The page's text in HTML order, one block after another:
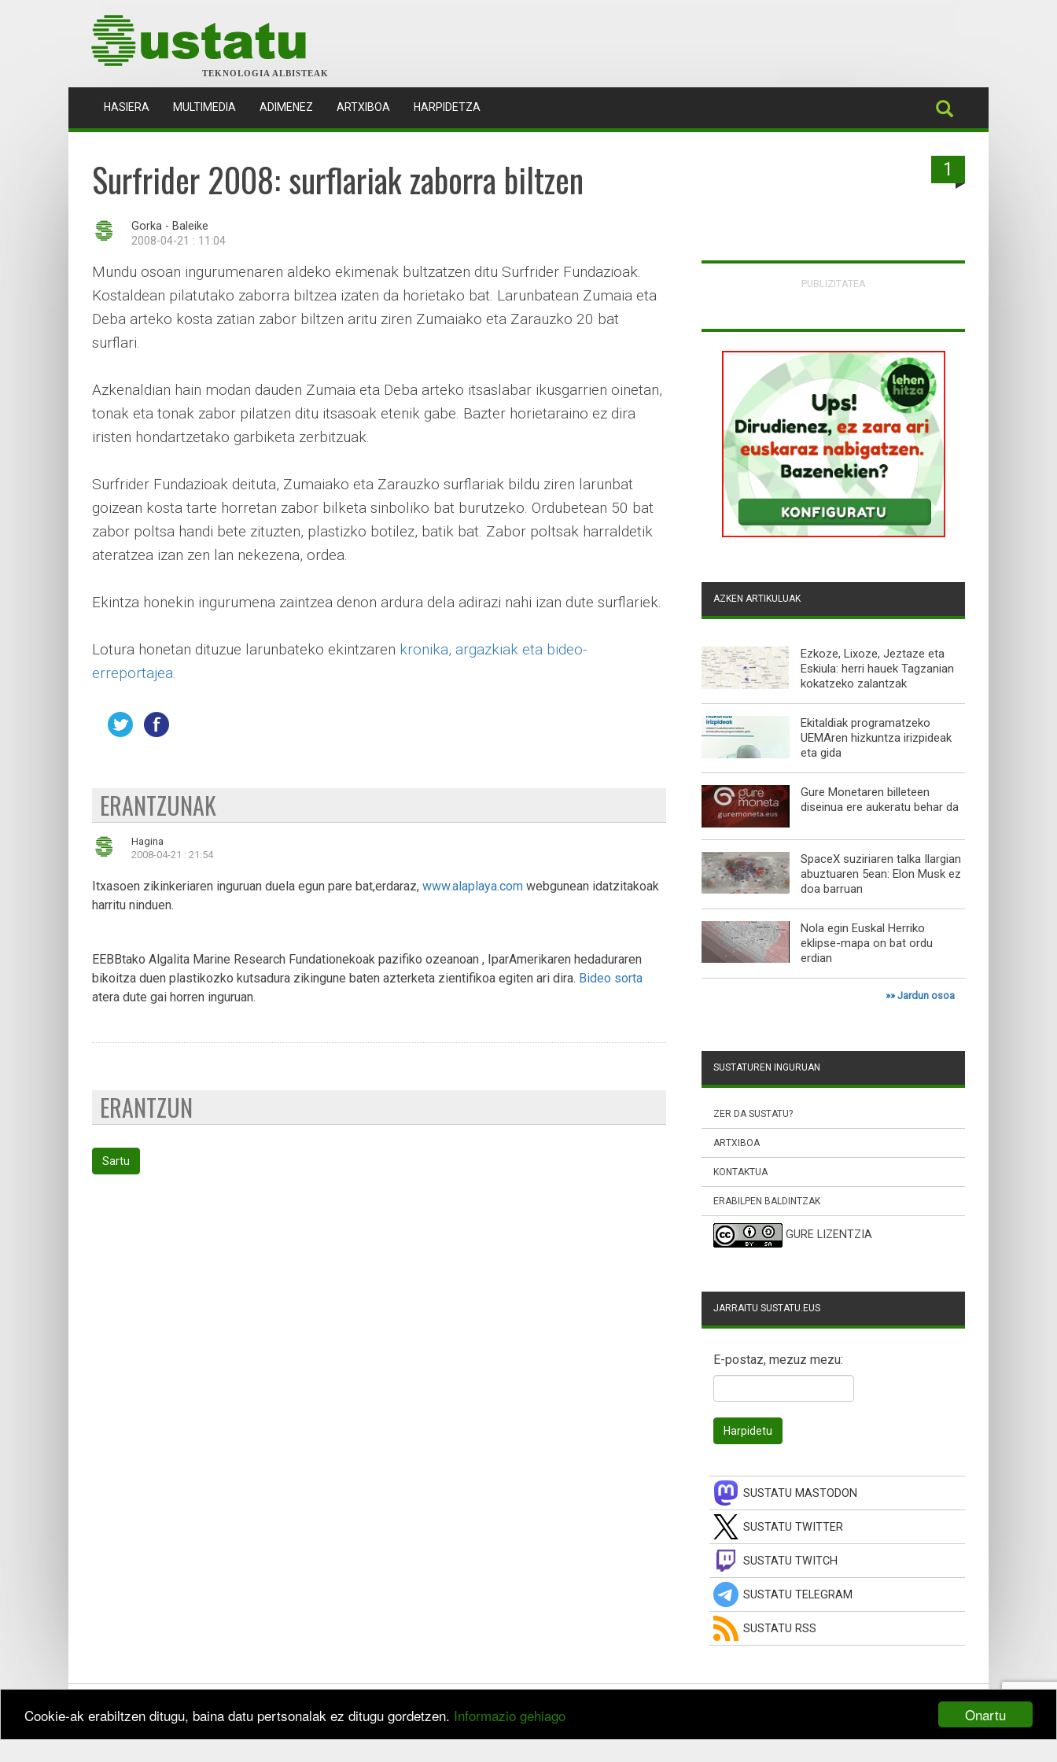
Onartu
Cookie-ak erabiltzen ditugu, baina datu pertsonalak ez ditugu gordetzen. Informazio gehiago
TEKNOLOGIA ALBISTEAK
HASIERA (CURRENT)
MULTIMEDIA ADIMENEZ ARTXIBOA HARPIDETZA
1
Surfrider 2008: surflariak zaborra biltzen
Gorka - Baleike
2008-04-21 : 11:04
Mundu osoan ingurumenaren aldeko ekimenak bultzatzen ditu Surfrider Fundazioak.
Kostaldean pilatutako zaborra biltzea izaten da horietako bat. Larunbatean Zumaia eta
Deba arteko kosta zatian zabor biltzen aritu ziren Zumaiako eta Zarauzko 20 bat
surflari.
Azkenaldian hain modan dauden Zumaia eta Deba arteko itsaslabar ikusgarrien oinetan,
tonak eta tonak zabor pilatzen ditu itsasoak etenik gabe. Bazter horietaraino ez dira
iristen hondartzetako garbiketa zerbitzuak.
Surfrider Fundazioak deituta, Zumaiako eta Zarauzko surflariak bildu ziren larunbat
goizean kosta tarte horretan zabor bilketa sinboliko bat burutzeko. Ordubetean 50 bat
zabor poltsa handi bete zituzten, plastizko botilez, batik bat. Zabor poltsak harraldetik
ateratzea izan zen lan nekezena, ordea.
Ekintza honekin ingurumena zaintzea denon ardura dela adirazi nahi izan dute surflariek.
Lotura honetan dituzue larunbateko ekintzaren kronika, argazkiak eta bideo-
erreportajea.
ERANTZUNAK
Hagina
2008-04-21 : 21:54
Itxasoen zikinkeriaren inguruan duela egun pare bat,erdaraz, www.alaplaya.com webgunean idatzitakoak
harritu ninduen.
EEBBtako Algalita Marine Research Fundationekoak pazifiko ozeanoan , IparAmerikaren hedaduraren
bikoitza duen plastikozko kutsadura zikingune baten azterketa zientifikoa egiten ari dira. Bideo sorta
atera dute gai horren inguruan.
ERANTZUN
Sartu
PUBLIZITATEA
AZKEN ARTIKULUAK
Ezkoze, Lixoze, Jeztaze eta
Eskiula: herri hauek Tagzanian
kokatzeko zalantzak
Ekitaldiak programatzeko
UEMAren hizkuntza irizpideak
eta gida
Gure Monetaren billeteen
diseinua ere aukeratu behar da
SpaceX suziriaren talka Ilargian
abuztuaren 5ean: Elon Musk ez
doa barruan
Nola egin Euskal Herriko
eklipse-mapa on bat ordu
erdian
»»Jardun osoa
SUSTATUREN INGURUAN
ZER DA SUSTATU?
ARTXIBOA
KONTAKTUA
ERABILPEN BALDINTZAK
GURE LIZENTZIA
JARRAITU SUSTATU.EUS
E-postaz, mezuz mezu:
SUSTATU MASTODON
SUSTATU TWITTER
SUSTATU TWITCH
SUSTATU TELEGRAM
SUSTATU RSS